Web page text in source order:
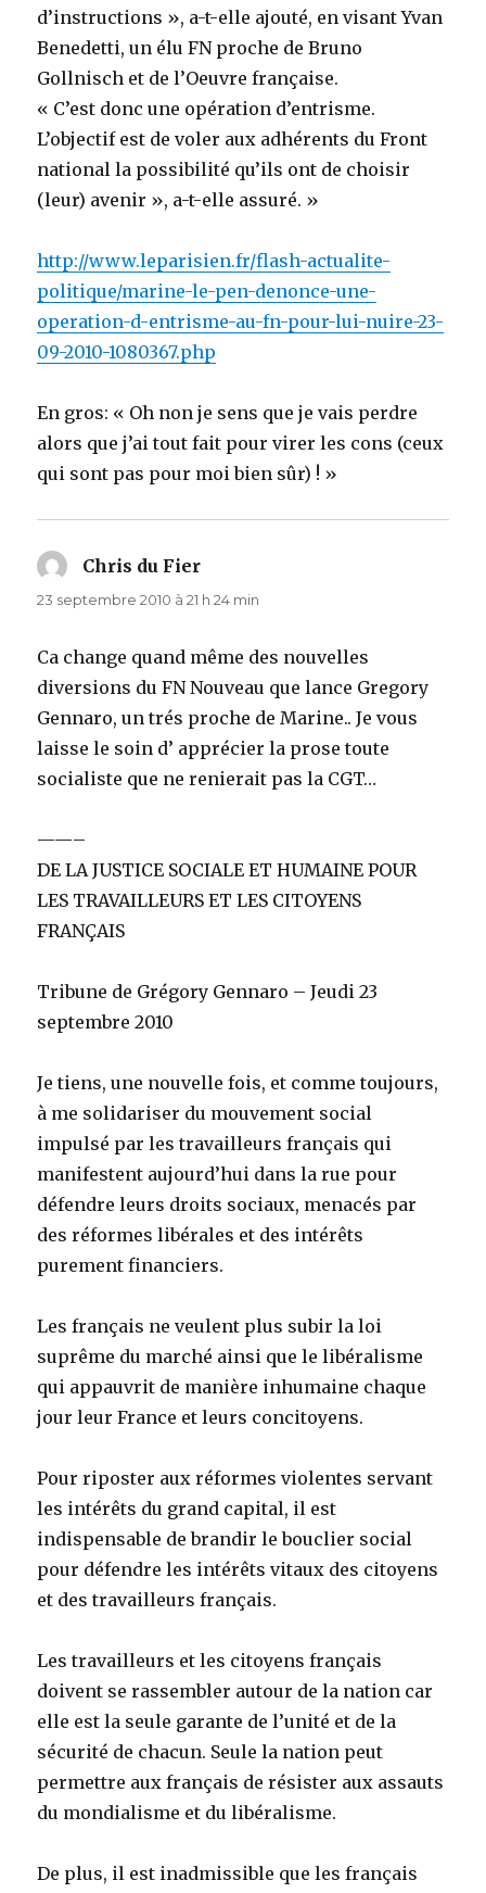
d’instructions », a-t-elle ajouté, en visant Yvan
Benedetti, un élu FN proche de Bruno
Gollnisch et de l’Oeuvre française.
« C’est donc une opération d’entrisme.
L’objectif est de voler aux adhérents du Front
national la possibilité qu’ils ont de choisir
(leur) avenir », a-t-elle assuré. »
http://www.leparisien.fr/flash-actualite-
politique/marine-le-pen-denonce-une-
operation-d-entrisme-au-fn-pour-lui-nuire-23-
09-2010-1080367.php
En gros: « Oh non je sens que je vais perdre
alors que j’ai tout fait pour virer les cons (ceux
qui sont pas pour moi bien sûr) ! »
Chris du Fier
23 septembre 2010 à 21 h 24 min
Ca change quand même des nouvelles
diversions du FN Nouveau que lance Gregory
Gennaro, un trés proche de Marine.. Je vous
laisse le soin d’ apprécier la prose toute
socialiste que ne renierait pas la CGT…
——–
DE LA JUSTICE SOCIALE ET HUMAINE POUR
LES TRAVAILLEURS ET LES CITOYENS
FRANÇAIS
Tribune de Grégory Gennaro – Jeudi 23
septembre 2010
Je tiens, une nouvelle fois, et comme toujours,
à me solidariser du mouvement social
impulsé par les travailleurs français qui
manifestent aujourd’hui dans la rue pour
défendre leurs droits sociaux, menacés par
des réformes libérales et des intérêts
purement financiers.
Les français ne veulent plus subir la loi
suprême du marché ainsi que le libéralisme
qui appauvrit de manière inhumaine chaque
jour leur France et leurs concitoyens.
Pour riposter aux réformes violentes servant
les intérêts du grand capital, il est
indispensable de brandir le bouclier social
pour défendre les intérêts vitaux des citoyens
et des travailleurs français.
Les travailleurs et les citoyens français
doivent se rassembler autour de la nation car
elle est la seule garante de l’unité et de la
sécurité de chacun. Seule la nation peut
permettre aux français de résister aux assauts
du mondialisme et du libéralisme.
De plus, il est inadmissible que les français